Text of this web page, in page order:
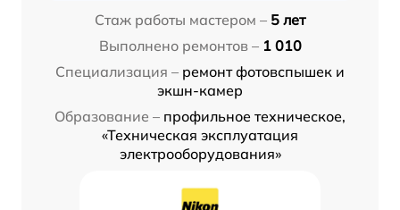
Стаж работы мастером – 5 лет
Выполнено ремонтов – 1 010
Специализация – ремонт фотовспышек и
экшн-камер
Образование – профильное техническое,
«Техническая эксплуатация
электрооборудования»